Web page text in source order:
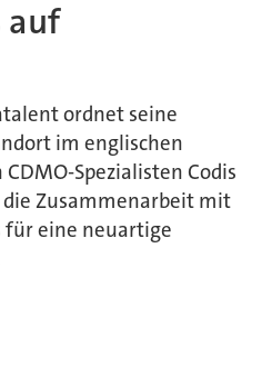
auf
ordnet seine
im englischen
Spezialisten Codis
Zusammenarbeit mit
für eine neuartige